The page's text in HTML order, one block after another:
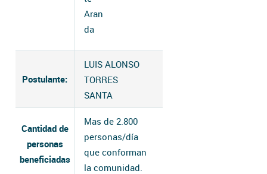
Aran
da
Postulante:
LUIS ALONSO
TORRES
SANTA
Cantidad de
personas
beneficiadas
Mas de 2.800
personas/día
que conforman
la comunidad.